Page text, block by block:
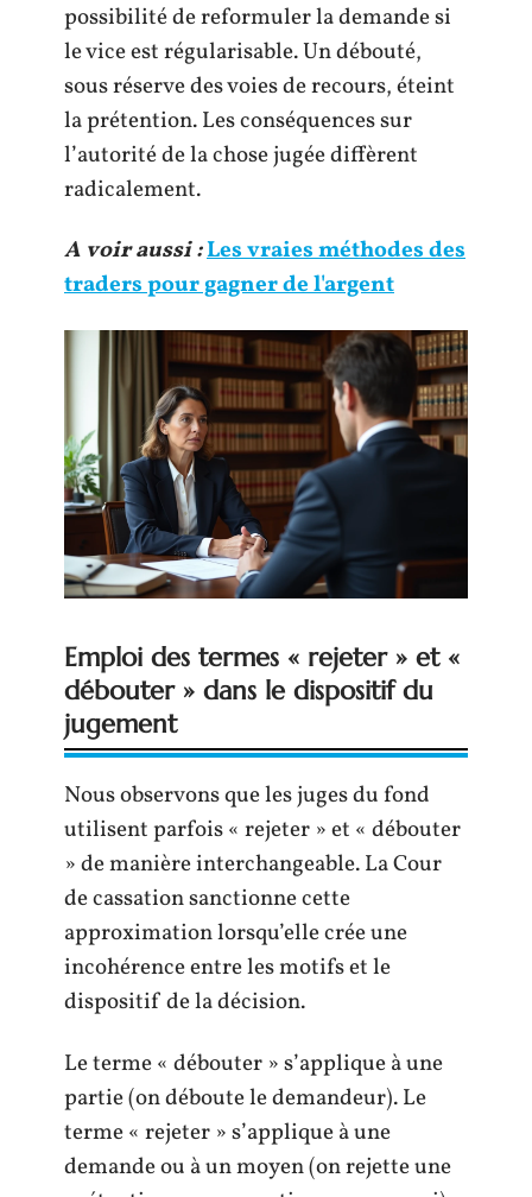
possibilité de reformuler la demande si
le vice est régularisable. Un débouté,
sous réserve des voies de recours, éteint
la prétention. Les conséquences sur
l’autorité de la chose jugée diffèrent
radicalement.
A voir aussi :Les vraies méthodes des
traders pour gagner de l'argent
Emploi des termes « rejeter » et «
débouter » dans le dispositif du
jugement
Nous observons que les juges du fond
utilisent parfois « rejeter » et « débouter
» de manière interchangeable. La Cour
de cassation sanctionne cette
approximation lorsqu’elle crée une
incohérence entre les motifs et le
dispositif de la décision.
Le terme « débouter » s’applique à une
partie (on déboute le demandeur). Le
terme « rejeter » s’applique à une
demande ou à un moyen (on rejette une